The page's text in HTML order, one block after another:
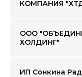
КОМПАНИЯ
ООО
ХОЛДИНГ"
ИП Сонкина